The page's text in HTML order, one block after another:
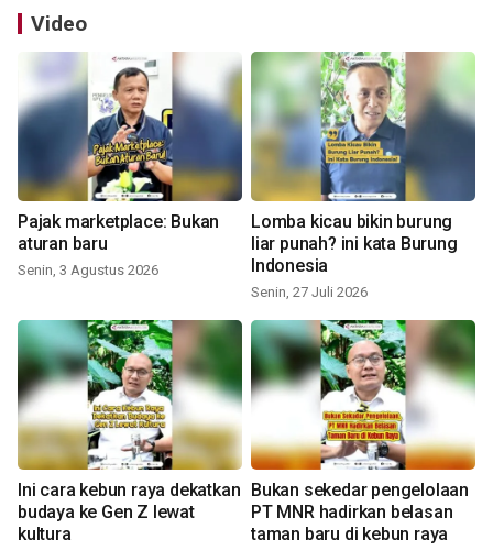
Video
Pajak marketplace: Bukan
aturan baru
Senin, 3 Agustus 2026
Lomba kicau bikin burung
liar punah? ini kata Burung
Indonesia
Senin, 27 Juli 2026
Ini cara kebun raya dekatkan
budaya ke Gen Z lewat
kultura
Bukan sekedar pengelolaan
PT MNR hadirkan belasan
taman baru di kebun raya